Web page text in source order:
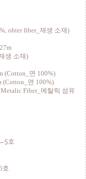
ohter fiber_재생 소재)
생 소재)
(Cotton_면 100%)
(Cotton_면 100%)
Fiber_메탈릭 섬유
호
호